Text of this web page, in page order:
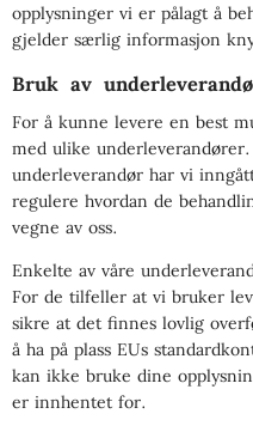
opplysninger vi er pålagt å
gjelder særlig informasjon
Bruk av
For å kunne levere en best
med ulike
underleverandør har vi
regulere hvordan de
vegne av oss.
Enkelte av våre
For de tilfeller at vi bruker
sikre at det finnes lovlig
å ha på plass EUs
kan ikke bruke dine
er innhentet for.